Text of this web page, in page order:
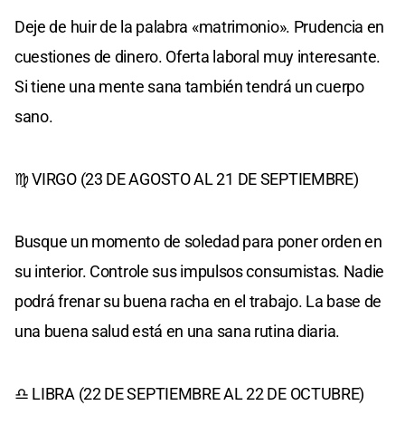
Deje de huir de la palabra «matrimonio». Prudencia en
cuestiones de dinero. Oferta laboral muy interesante.
Si tiene una mente sana también tendrá un cuerpo
sano.
♍ VIRGO (23 DE AGOSTO AL 21 DE SEPTIEMBRE)
Busque un momento de soledad para poner orden en
su interior. Controle sus impulsos consumistas. Nadie
podrá frenar su buena racha en el trabajo. La base de
una buena salud está en una sana rutina diaria.
♎ LIBRA (22 DE SEPTIEMBRE AL 22 DE OCTUBRE)